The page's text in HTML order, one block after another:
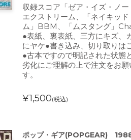
収録スコア「ゼア・イズ・ノー
エクストリーム、「ネイキッド
ム」BBM、「ムスタング」
●表紙、裏表紙、三方にキズ、
にヤケ●書き込み、切り取りは
●古本ですので明記された状態
劣化にご理解の上で注文をお願
す。
¥1,500(税込)
ポップ・ギア(POPGEAR)